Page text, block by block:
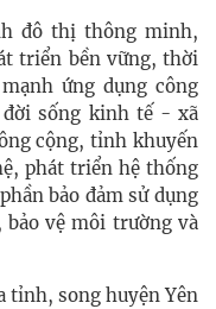
đô thị thông minh,
triển bền vững, thời
ứng dụng công
sống kinh tế - xã
cộng, tỉnh khuyến
phát triển hệ thống
bảo đảm sử dụng
vệ môi trường và
tỉnh, song huyện Yên